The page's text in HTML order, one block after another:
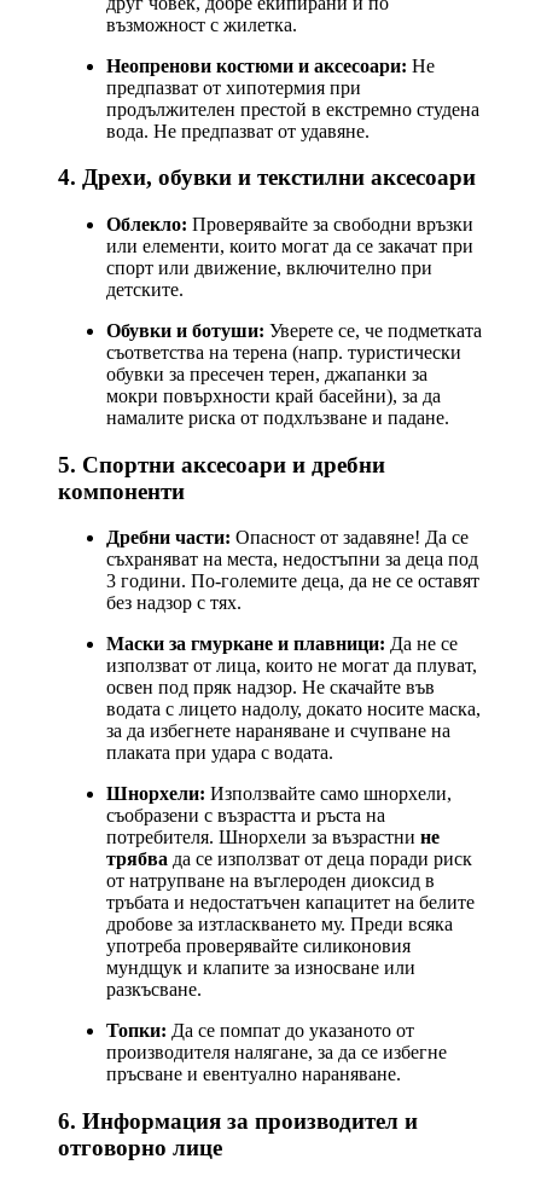
възможност с жилетка.
Неопренови костюми и аксесоари: Не
предпазват от хипотермия при
продължителен престой в екстремно студена
вода. Не предпазват от удавяне.
4. Дрехи, обувки и текстилни аксесоари
Облекло: Проверявайте за свободни връзки
или елементи, които могат да се закачат при
спорт или движение, включително при
детските.
Обувки и ботуши: Уверете се, че подметката
съответства на терена (напр. туристически
обувки за пресечен терен, джапанки за
мокри повърхности край басейни), за да
намалите риска от подхлъзване и падане.
5. Спортни аксесоари и дребни
компоненти
Дребни части: Опасност от задавяне! Да се
съхраняват на места, недостъпни за деца под
3 години. По-големите деца, да не се оставят
без надзор с тях.
Маски за гмуркане и плавници: Да не се
използват от лица, които не могат да плуват,
освен под пряк надзор. Не скачайте във
водата с лицето надолу, докато носите маска,
за да избегнете нараняване и счупване на
плаката при удара с водата.
Шнорхели: Използвайте само шнорхели,
съобразени с възрастта и ръста на
потребителя. Шнорхели за възрастни не
трябва да се използват от деца поради риск
от натрупване на въглероден диоксид в
тръбата и недостатъчен капацитет на белите
дробове за изтласкването му. Преди всяка
употреба проверявайте силиконовия
мундщук и клапите за износване или
разкъсване.
Топки: Да се помпат до указаното от
производителя налягане, за да се избегне
пръсване и евентуално нараняване.
6. Информация за производител и
отговорно лице